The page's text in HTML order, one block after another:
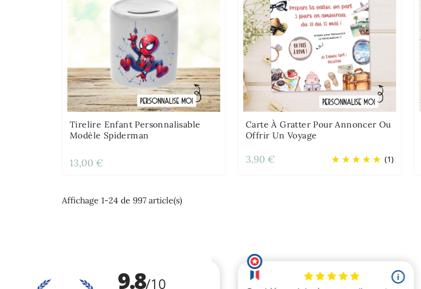
Tirelire Enfant Personnalisable
Modèle Spiderman
13,00 €
Carte À Gratter Pour Annoncer Ou
Offrir Un Voyage
(1)
3,90 €
Affichage 1-24 de 997 article(s)